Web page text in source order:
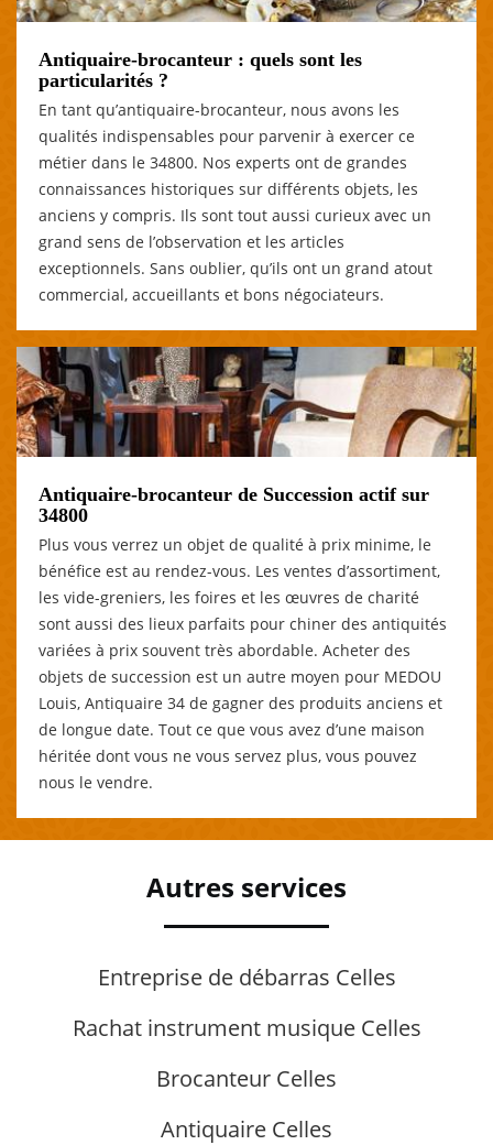
Antiquaire-brocanteur : quels sont les
particularités ?
En tant qu’antiquaire-brocanteur, nous avons les
qualités indispensables pour parvenir à exercer ce
métier dans le 34800. Nos experts ont de grandes
connaissances historiques sur différents objets, les
anciens y compris. Ils sont tout aussi curieux avec un
grand sens de l’observation et les articles
exceptionnels. Sans oublier, qu’ils ont un grand atout
commercial, accueillants et bons négociateurs.
Antiquaire-brocanteur de Succession actif sur
34800
Plus vous verrez un objet de qualité à prix minime, le
bénéfice est au rendez-vous. Les ventes d’assortiment,
les vide-greniers, les foires et les œuvres de charité
sont aussi des lieux parfaits pour chiner des antiquités
variées à prix souvent très abordable. Acheter des
objets de succession est un autre moyen pour MEDOU
Louis, Antiquaire 34 de gagner des produits anciens et
de longue date. Tout ce que vous avez d’une maison
héritée dont vous ne vous servez plus, vous pouvez
nous le vendre.
Autres services
Entreprise de débarras Celles
Rachat instrument musique Celles
Brocanteur Celles
Antiquaire Celles